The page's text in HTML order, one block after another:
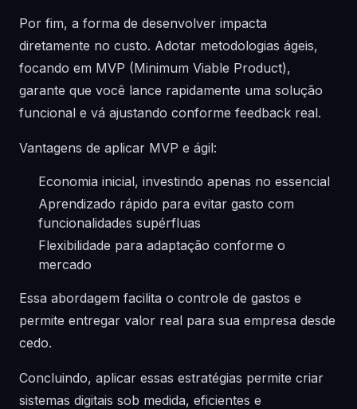
Por fim, a forma de desenvolver impacta
diretamente no custo. Adotar metodologias ágeis,
focando em MVP (Minimum Viable Product),
garante que você lance rapidamente uma solução
funcional e vá ajustando conforme feedback real.
Vantagens de aplicar MVP e ágil:
Economia inicial, investindo apenas no essencial
Aprendizado rápido para evitar gasto com
funcionalidades supérfluas
Flexibilidade para adaptação conforme o
mercado
Essa abordagem facilita o controle de gastos e
permite entregar valor real para sua empresa desde
cedo.
Concluindo, aplicar essas estratégias permite criar
sistemas digitais sob medida, eficientes e